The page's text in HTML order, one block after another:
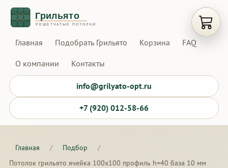
Главная Подобрать Грильято Корзина FAQ
О компании Контакты
info@grilyato-opt.ru
+7 (920) 012-58-66
Главная / Подбор
/
Потолок грильято ячейка 100х100 профиль h=40 база 10 мм